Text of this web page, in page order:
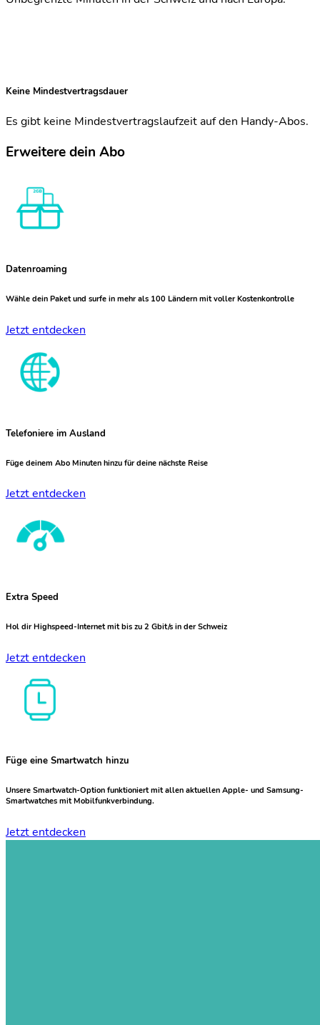
Keine Mindestvertragsdauer
Es gibt keine Mindestvertragslaufzeit auf den Handy-Abos.
Erweitere dein Abo
Datenroaming
Wähle dein Paket und surfe in mehr als 100 Ländern mit voller Kostenkontrolle
Jetzt entdecken
Telefoniere im Ausland
Füge deinem Abo Minuten hinzu für deine nächste Reise
Jetzt entdecken
Extra Speed
Hol dir Highspeed-Internet mit bis zu 2 Gbit/s in der Schweiz
Jetzt entdecken
Füge eine Smartwatch hinzu
Unsere Smartwatch-Option funktioniert mit allen aktuellen Apple- und Samsung-
Smartwatches mit Mobilfunkverbindung.
Jetzt entdecken